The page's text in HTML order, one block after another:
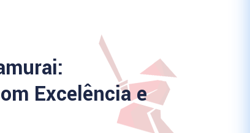
Excelência e